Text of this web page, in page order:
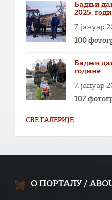
Бадњи
2025.
7. јануар
100
Бадњи
године
7. јануар
107
СВЕ ГАЛЕРИЈЕ
О ПОРТАЛУ /